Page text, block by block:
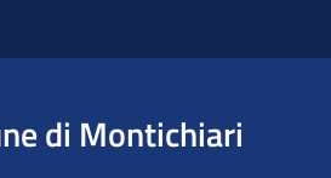
di Montichiari